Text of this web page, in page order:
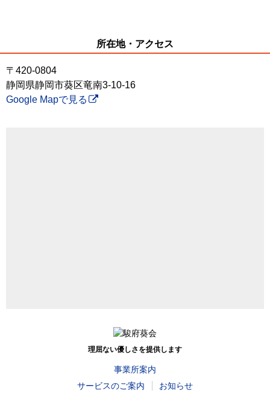
所在地・アクセス
〒420-0804
静岡県静岡市葵区竜南3-10-16
Google Mapで見る
理屈ない優しさを提供します
事業所案内
サービスのご案内
お知らせ